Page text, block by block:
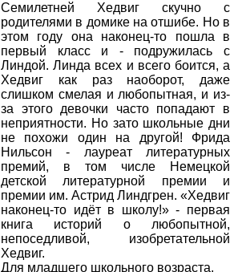
Семилетней Хедвиг скучно с
родителями в домике на отшибе. Но в
этом году она наконец-то пошла в
первый класс и - подружилась с
Линдой. Линда всех и всего боится, а
Хедвиг как раз наоборот, даже
слишком смелая и любопытная, и из-
за этого девочки часто попадают в
неприятности. Но зато школьные дни
не похожи один на другой! Фрида
Нильсон - лауреат литературных
премий, в том числе Немецкой
детской литературной премии и
премии им. Астрид Линдгрен. «Хедвиг
наконец-то идёт в школу!» - первая
книга историй о любопытной,
непоседливой, изобретательной
Хедвиг.
Для младшего школьного возраста.